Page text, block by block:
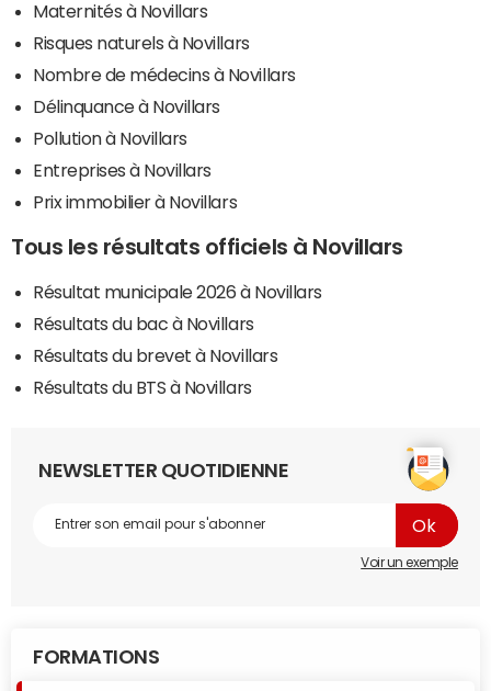
Maternités à Novillars
Risques naturels à Novillars
Nombre de médecins à Novillars
Délinquance à Novillars
Pollution à Novillars
Entreprises à Novillars
Prix immobilier à Novillars
Tous les résultats officiels à Novillars
Résultat municipale 2026 à Novillars
Résultats du bac à Novillars
Résultats du brevet à Novillars
Résultats du BTS à Novillars
NEWSLETTER QUOTIDIENNE
Voir un exemple
FORMATIONS